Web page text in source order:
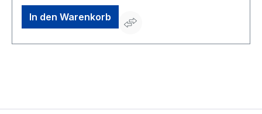
In den Warenkorb